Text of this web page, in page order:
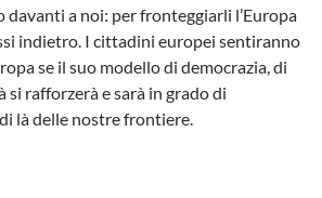
a noi: per fronteggiarli l’Europa
indietro. I cittadini europei sentiranno
se il suo modello di democrazia, di
rafforzerà e sarà in grado di
là delle nostre frontiere.